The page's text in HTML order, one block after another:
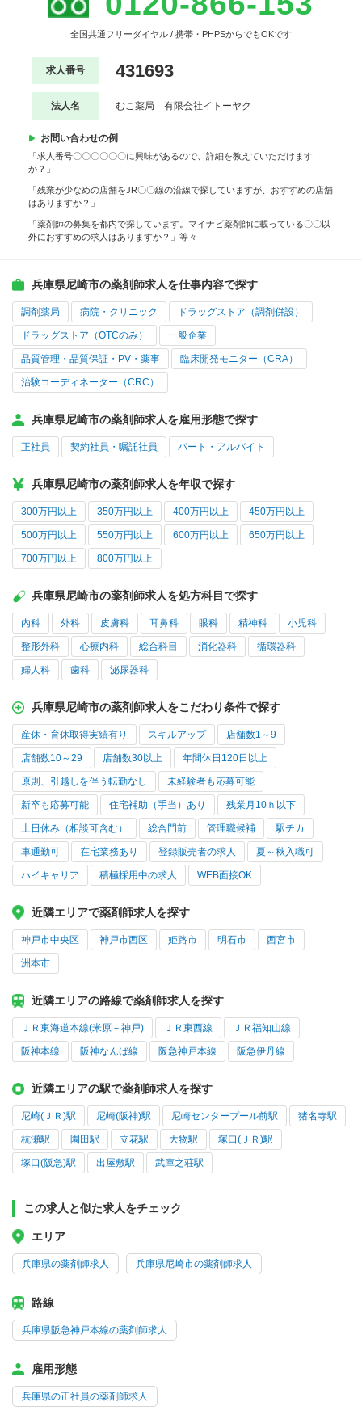
全国共通フリーダイヤル / 携帯・PHPSからでもOKです
求人番号 431693
法人名 むこ薬局 有限会社イトーヤク
お問い合わせの例
「求人番号〇〇〇〇〇〇に興味があるので、詳細を教えていただけます
か？」
「残業が少なめの店舗をJR〇〇線の沿線で探していますが、おすすめの店舗
はありますか？」
「薬剤師の募集を都内で探しています。マイナビ薬剤師に載っている〇〇以
外におすすめの求人はありますか？」等々
兵庫県尼崎市の薬剤師求人を仕事内容で探す
調剤薬局 病院・クリニック ドラッグストア（調剤併設）
ドラッグストア（OTCのみ） 一般企業
品質管理・品質保証・PV・薬事 臨床開発モニター（CRA）
治験コーディネーター（CRC）
兵庫県尼崎市の薬剤師求人を雇用形態で探す
正社員 契約社員・嘱託社員 パート・アルバイト
兵庫県尼崎市の薬剤師求人を年収で探す
300万円以上 350万円以上 400万円以上 450万円以上
500万円以上 550万円以上 600万円以上 650万円以上
700万円以上 800万円以上
兵庫県尼崎市の薬剤師求人を処方科目で探す
内科 外科 皮膚科 耳鼻科 眼科 精神科 小児科
整形外科 心療内科 総合科目 消化器科 循環器科
婦人科 歯科 泌尿器科
兵庫県尼崎市の薬剤師求人をこだわり条件で探す
産休・育休取得実績有り スキルアップ 店舗数1～9
店舗数10～29 店舗数30以上 年間休日120日以上
原則、引越しを伴う転勤なし 未経験者も応募可能
新卒も応募可能 住宅補助（手当）あり 残業月10ｈ以下
土日休み（相談可含む） 総合門前 管理職候補 駅チカ
車通勤可 在宅業務あり 登録販売者の求人 夏～秋入職可
ハイキャリア 積極採用中の求人 WEB面接OK
近隣エリアで薬剤師求人を探す
神戸市中央区 神戸市西区 姫路市 明石市 西宮市
洲本市
近隣エリアの路線で薬剤師求人を探す
ＪＲ東海道本線(米原－神戸) ＪＲ東西線 ＪＲ福知山線
阪神本線 阪神なんば線 阪急神戸本線 阪急伊丹線
近隣エリアの駅で薬剤師求人を探す
尼崎(ＪＲ)駅 尼崎(阪神)駅 尼崎センタープール前駅 猪名寺駅
杭瀬駅 園田駅 立花駅 大物駅 塚口(ＪＲ)駅
塚口(阪急)駅 出屋敷駅 武庫之荘駅
この求人と似た求人をチェック
エリア
兵庫県の薬剤師求人 兵庫県尼崎市の薬剤師求人
路線
兵庫県阪急神戸本線の薬剤師求人
雇用形態
兵庫県の正社員の薬剤師求人